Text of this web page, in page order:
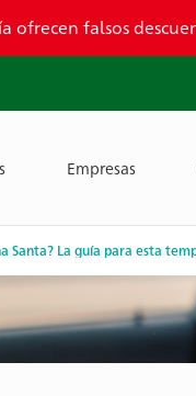
ofrecen falsos
Empresas
Santa? La guía para esta